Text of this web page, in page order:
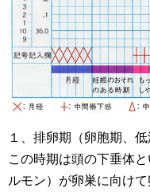
１、排卵期（卵胞期、低
この時期は頭の下垂体
ルモン）が卵巣に向け